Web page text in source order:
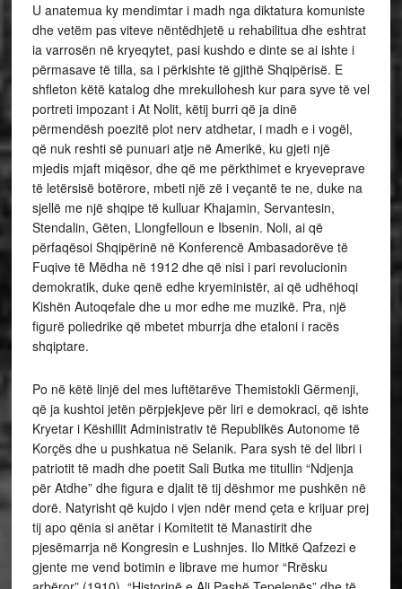
U anatemua ky mendimtar i madh nga diktatura komuniste
dhe vetëm pas viteve nëntëdhjetë u rehabilitua dhe eshtrat
ia varrosën në kryeqytet, pasi kushdo e dinte se ai ishte i
përmasave të tilla, sa i përkishte të gjithë Shqipërisë. E
shfleton këtë katalog dhe mrekullohesh kur para syve të vel
portreti impozant i At Nolit, këtij burri që ja dinë
përmendësh poezitë plot nerv atdhetar, i madh e i vogël,
që nuk reshti së punuari atje në Amerikë, ku gjeti një
mjedis mjaft miqësor, dhe që me përkthimet e kryeveprave
të letërsisë botërore, mbeti një zë i veçantë te ne, duke na
sjellë me një shqipe të kulluar Khajamin, Servantesin,
Stendalin, Gëten, Llongfelloun e Ibsenin. Noli, ai që
përfaqësoi Shqipërinë në Konferencë Ambasadorëve të
Fuqive të Mëdha në 1912 dhe që nisi i pari revolucionin
demokratik, duke qenë edhe kryeministër, ai që udhëhoqi
Kishën Autoqefale dhe u mor edhe me muzikë. Pra, një
figurë poliedrike që mbetet mburrja dhe etaloni i racës
shqiptare.
Po në këtë linjë del mes luftëtarëve Themistokli Gërmenji,
që ja kushtoi jetën përpjekjeve për liri e demokraci, që ishte
Kryetar i Këshillit Administrativ të Republikës Autonome të
Korçës dhe u pushkatua në Selanik. Para sysh të del libri i
patriotit të madh dhe poetit Sali Butka me titullin “Ndjenja
për Atdhe” dhe figura e djalit të tij dëshmor me pushkën në
dorë. Natyrisht që kujdo i vjen ndër mend çeta e krijuar prej
tij apo qënia si anëtar i Komitetit të Manastirit dhe
pjesëmarrja në Kongresin e Lushnjes. Ilo Mitkë Qafzezi e
gjente me vend botimin e librave me humor “Rrësku